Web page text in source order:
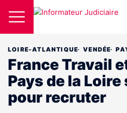
LOIRE-ATLANTIQUE VENDÉE
France Travail
Pays de la Loire
pour recruter